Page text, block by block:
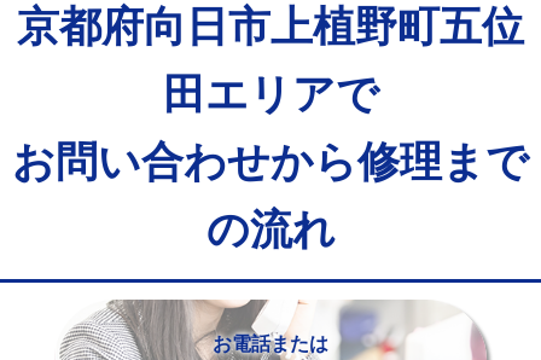
京都府向日市上植野町五位
田エリアで
お問い合わせから修理まで
の流れ
お電話または